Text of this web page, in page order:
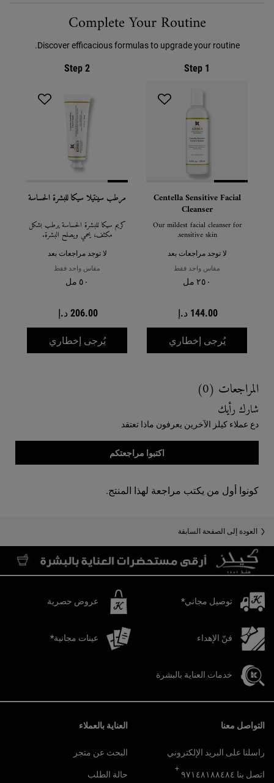
Complete Your Routine
Discover efficacious formulas to upgrade your routine.
Step 1
Centella Sensitive Facial
Cleanser
Our mildest facial cleanser for
sensitive skin.
لا توجد مراجعات بعد
مقاس واحد فقط
٢٥٠ مل
144.00 د.إ
يُرجى إخطاري
Step 2
مرطب سينتيلا سيكا للبشرة الحساسة
كريم سيكا للبشرة الحساسة يرطب بشكل
مكثف، يحمي ويصلح البشرة.
لا توجد مراجعات بعد
مقاس واحد فقط
٥٠ مل
206.00 د.إ
يُرجى إخطاري
المراجعات (0)
شارك رأيك
دع عملاء كيلز الآخرين يعرفون ماذا تعتقد
اكتبوا مراجعتكم
كونوا أول من يكتب مراجعة لهذا المنتج.
العودة إلى الصفحة السابقة
توصيل مجاني* عروض حصرية
فنّ الإهداء عينات مجانية*
خدمات العناية بالبشرة
التواصل معنا
راسلنا على البريد الإلكتروني
اتصل بنا ٩٧١٤٨١٨٨٤٨٤
+
العناية بالعملاء
البحث عن متجر
حالة الطلب